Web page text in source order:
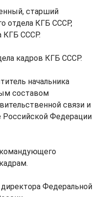
старший
отдела КГБ СССР,
КГБ СССР.
кадров КГБ СССР.
начальника
составом
связи и
Федерации
командующего
директора Федеральной